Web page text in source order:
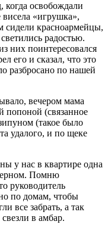
освобождали
«игрушка»,
сидели красноармейцы,
радостью.
них поинтересовался
его и сказал, что это
разбросано по нашей
вечером мама
попоной (связанное
(такое было
удалого, и по щеке
у нас в квартире одна
Помню
руководитель
по домам, чтобы
все забрать, а так
в амбар.